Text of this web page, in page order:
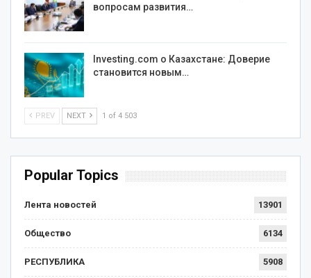
вопросам развития…
Investing.com о Казахстане: Доверие
становится новым…
PREV NEXT 1 of 4 503
Popular Topics
Лента новостей 13901
Общество 6134
РЕСПУБЛИКА 5908